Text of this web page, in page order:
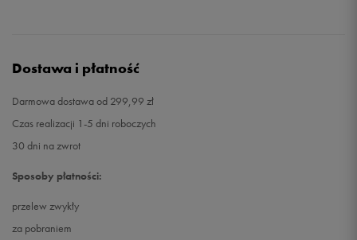
Dostawa i płatność
Darmowa dostawa od 299,99 zł
Czas realizacji 1-5 dni roboczych
30 dni na zwrot
Sposoby płatności:
przelew zwykły
za pobraniem